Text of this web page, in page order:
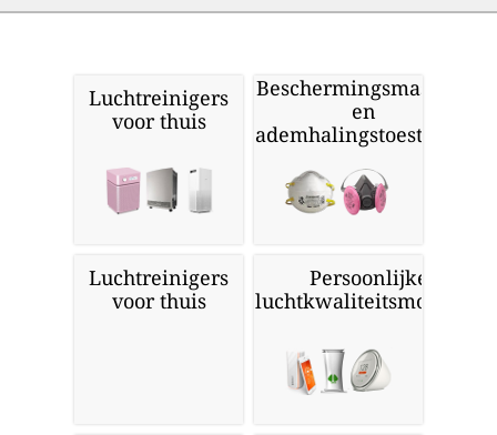
Luchtreinigers
voor thuis
Beschermingsmaskers
en
ademhalingstoestellen
Luchtreinigers
voor thuis
Persoonlijke
luchtkwaliteitsmonitors